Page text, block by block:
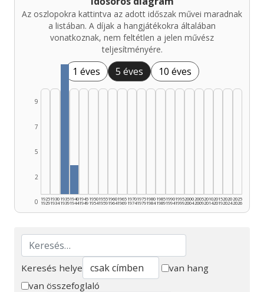
Az oszlopokra kattintva az adott időszak művei maradnak
a listában. A díjak a hangjátékokra általában
vonatkoznak, nem feltétlen a jelen művész
teljesítményére.
1 éves 5 éves 10 éves
0
2
5
7
9
1925
1929
1930
1934
1935
1939
1940
1944
1945
1949
1950
1954
1955
1959
1960
1964
1965
1969
1970
1974
1975
1979
1980
1984
1985
1989
1990
1994
1995
1999
2000
2004
2005
2009
2010
2014
2015
2019
2020
2024
2025
2026
Keresés helye
van hang
van összefoglaló